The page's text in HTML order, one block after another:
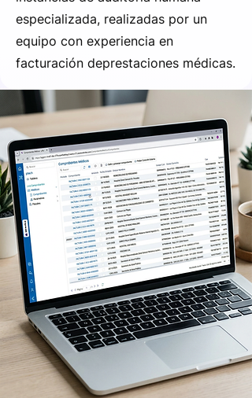
especializada, realizadas por un
equipo con experiencia en
facturación deprestaciones médicas.